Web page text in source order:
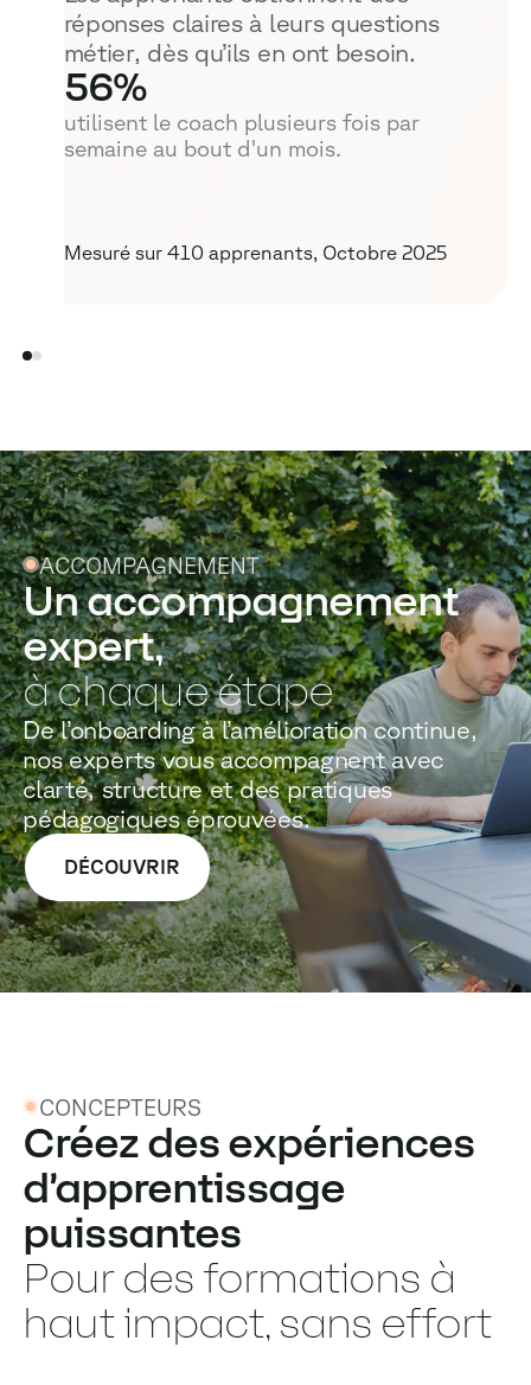
réponses claires à leurs questions
métier, dès qu’ils en ont besoin.
56%
utilisent le coach plusieurs fois par
semaine au bout d'un mois.
Mesuré sur 410 apprenants, Octobre 2025
ACCOMPAGNEMENT
Un accompagnement
expert,
à chaque étape
De l’onboarding à l’amélioration continue,
nos experts vous accompagnent avec
clarté, structure et des pratiques
pédagogiques éprouvées.
DÉCOUVRIR
CONCEPTEURS
Créez des expériences
d’apprentissage
puissantes
Pour des formations à
haut impact, sans effort